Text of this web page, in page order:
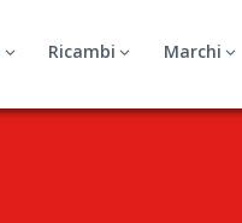
Ricambi Marchi